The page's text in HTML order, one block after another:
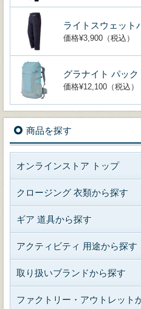
ライトスウェット
価格¥3,900（税込）
グラナイト パック
価格¥12,100（税込）
商品を探す
オンラインストア トップ
クロージング 衣類から探す
ギア 道具から探す
アクティビティ 用途から探す
取り扱いブランドから探す
ファクトリー・アウトレット